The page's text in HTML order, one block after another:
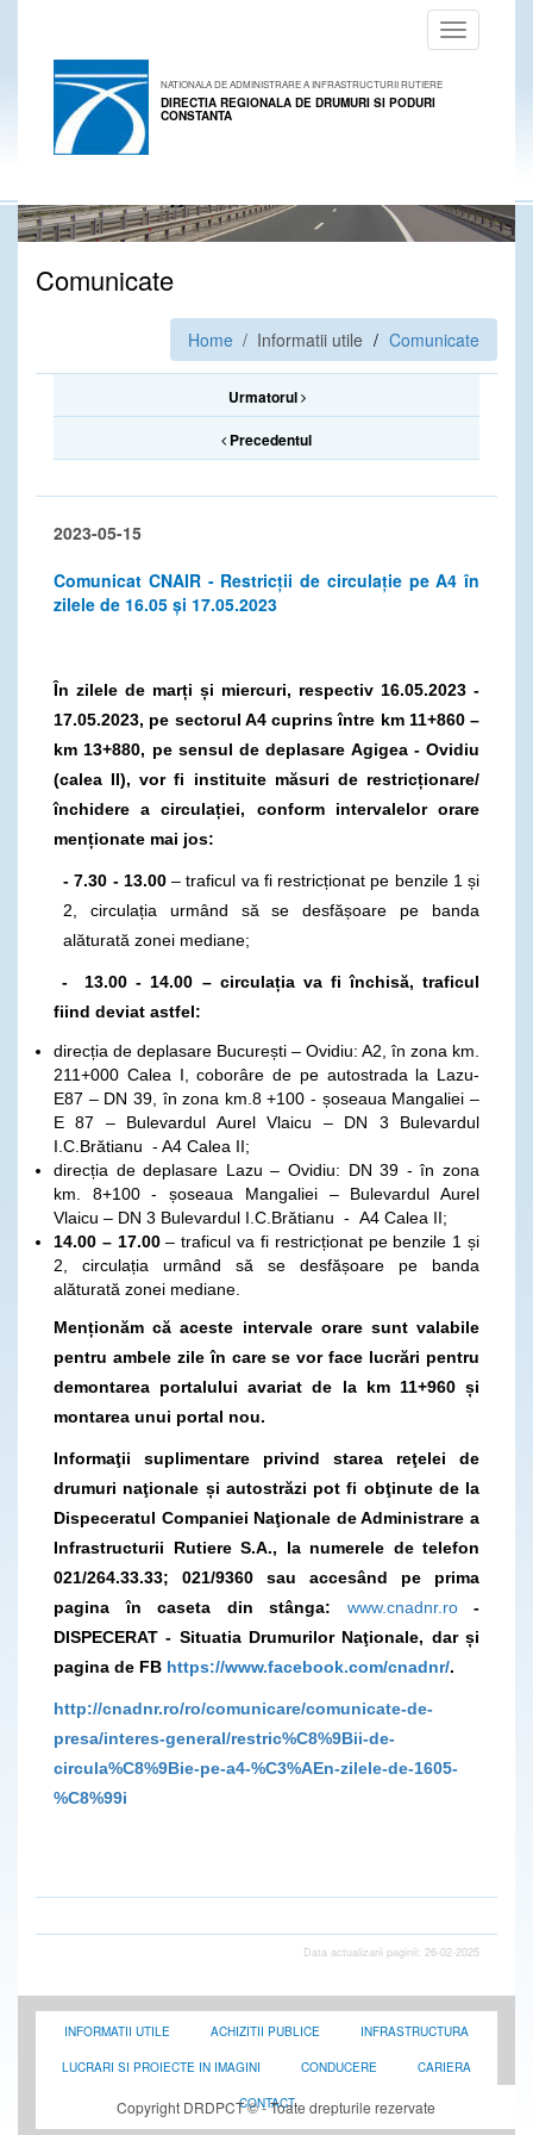
Toggle
navigation
NATIONALA DE ADMINISTRARE A INFRASTRUCTURII RUTIERE
DIRECTIA REGIONALA DE DRUMURI SI PODURI
CONSTANTA
Comunicate
Home / Informatii utile Comunicate
Urmatorul
Precedentul
2023-05-15
Comunicat CNAIR - Restricții de circulație pe A4 în
zilele de 16.05 și 17.05.2023
În zilele de marți și miercuri, respectiv 16.05.2023 -
17.05.2023, pe sectorul A4 cuprins între km 11+860 –
km 13+880, pe sensul de deplasare Agigea - Ovidiu
(calea II), vor fi instituite măsuri de restricționare/
închidere a circulației, conform intervalelor orare
menționate mai jos:
- 7.30 - 13.00 – traficul va fi restricționat pe benzile 1 și
2, circulația urmând să se desfășoare pe banda
alăturată zonei mediane;
- 13.00 - 14.00 – circulația va fi închisă, traficul
fiind deviat astfel:
direcția de deplasare București – Ovidiu: A2, în zona km.
211+000 Calea I, coborâre de pe autostrada la Lazu-
E87 – DN 39, în zona km.8 +100 - șoseaua Mangaliei –
E 87 – Bulevardul Aurel Vlaicu – DN 3 Bulevardul
I.C.Brătianu - A4 Calea II;
direcția de deplasare Lazu – Ovidiu: DN 39 - în zona
km. 8+100 - șoseaua Mangaliei – Bulevardul Aurel
Vlaicu – DN 3 Bulevardul I.C.Brătianu - A4 Calea II;
14.00 – 17.00– traficul va fi restricționat pe benzile 1 și
2, circulația urmând să se desfășoare pe banda
alăturată zonei mediane.
Menționăm că aceste intervale orare sunt valabile
pentru ambele zile în care se vor face lucrări pentru
demontarea portalului avariat de la km 11+960 și
montarea unui portal nou.
Informaţii suplimentare privind starea reţelei de
drumuri naţionale și autostrăzi pot fi obţinute de la
Dispeceratul Companiei Naţionale de Administrare a
Infrastructurii Rutiere S.A., la numerele de telefon
021/264.33.33; 021/9360 sau accesând pe prima
pagina în caseta din stânga: www.cnadnr.ro-
DISPECERAT - Situatia Drumurilor Naţionale, dar și
pagina de FB https://www.facebook.com/cnadnr/.
http://cnadnr.ro/ro/comunicare/comunicate-de-
presa/interes-general/restric%C8%9Bii-de-
circula%C8%9Bie-pe-a4-%C3%AEn-zilele-de-1605-
%C8%99i
Data actualizarii paginii: 26-02-2025
INFORMATII UTILE ACHIZITII PUBLICE INFRASTRUCTURA
LUCRARI SI PROIECTE IN IMAGINI CONDUCERE CARIERA
CONTACT
Copyright DRDPCT © - Toate drepturile rezervate